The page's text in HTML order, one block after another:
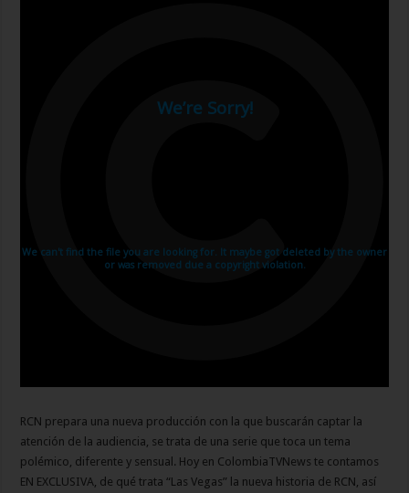
RCN prepara una nueva producción con la que buscarán captar la
atención de la audiencia, se trata de una serie que toca un tema
polémico, diferente y sensual. Hoy en ColombiaTVNews te contamos
EN EXCLUSIVA, de qué trata “Las Vegas” la nueva historia de RCN, así